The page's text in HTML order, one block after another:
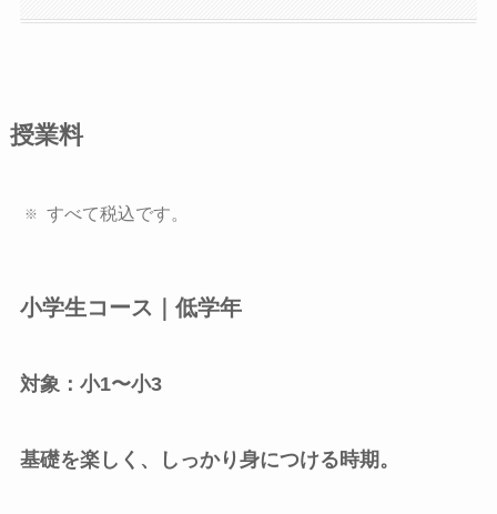
授業料
すべて税込です。
小学生コース｜低学年
対象：小1〜小3
基礎を楽しく、しっかり身につける時期。